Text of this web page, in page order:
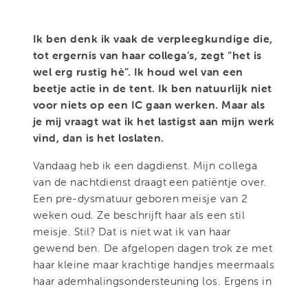
Ik ben denk ik vaak de verpleegkundige die,
tot ergernis van haar collega’s, zegt “het is
wel erg rustig hè”. Ik houd wel van een
beetje actie in de tent. Ik ben natuurlijk niet
voor niets op een IC gaan werken. Maar als
je mij vraagt wat ik het lastigst aan mijn werk
vind, dan is het loslaten.
Vandaag heb ik een dagdienst. Mijn collega
van de nachtdienst draagt een patiëntje over.
Een pre-dysmatuur geboren meisje van 2
weken oud. Ze beschrijft haar als een stil
meisje. Stil? Dat is niet wat ik van haar
gewend ben. De afgelopen dagen trok ze met
haar kleine maar krachtige handjes meermaals
haar ademhalingsondersteuning los. Ergens in